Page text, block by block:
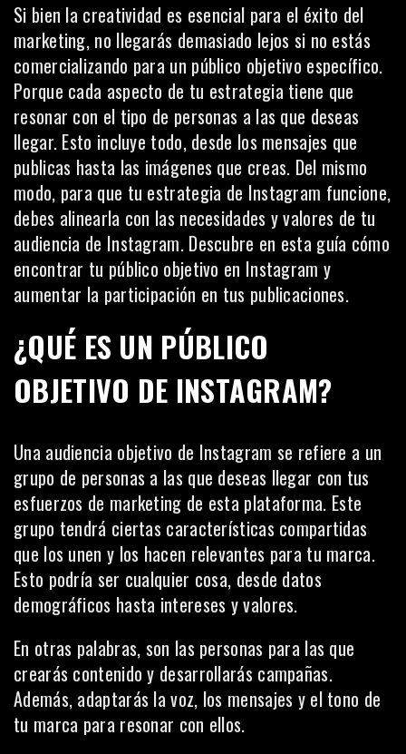
Si bien la creatividad es esencial para el éxito del
marketing, no llegarás demasiado lejos si no estás
comercializando para un público objetivo específico.
Porque cada aspecto de tu estrategia tiene que
resonar con el tipo de personas a las que deseas
llegar. Esto incluye todo, desde los mensajes que
publicas hasta las imágenes que creas. Del mismo
modo, para que tu estrategia de Instagram funcione,
debes alinearla con las necesidades y valores de tu
audiencia de Instagram. Descubre en esta guía cómo
encontrar tu público objetivo en Instagram y
aumentar la participación en tus publicaciones.
¿QUÉ ES UN PÚBLICO
OBJETIVO DE INSTAGRAM?
Una audiencia objetivo de Instagram se refiere a un
grupo de personas a las que deseas llegar con tus
esfuerzos de marketing de esta plataforma. Este
grupo tendrá ciertas características compartidas
que los unen y los hacen relevantes para tu marca.
Esto podría ser cualquier cosa, desde datos
demográficos hasta intereses y valores.
En otras palabras, son las personas para las que
crearás contenido y desarrollarás campañas.
Además, adaptarás la voz, los mensajes y el tono de
tu marca para resonar con ellos.